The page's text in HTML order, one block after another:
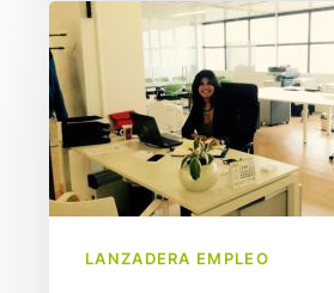
Emprendedor
–
Consultoria
Ambiental
Mazorra
LANZADERA EMPLEO